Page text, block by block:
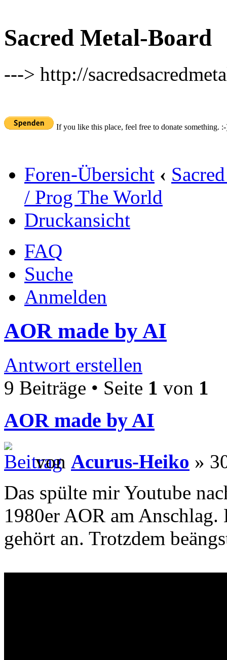
Sacred Metal-Board
---> http://
If you like this place, feel free to donate something.
Foren-Übersicht ‹
/ Prog The World
Druckansicht
FAQ
Suche
Anmelden
AOR made by AI
Antwort erstellen
9 Beiträge • Seite 1 von 1
AOR made by AI
von Acurus-Heiko »
Das spülte mir Youtube
1980er AOR am
gehört an. Trotzdem